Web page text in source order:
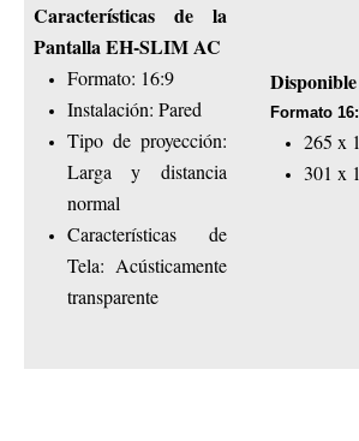
Características de la
Pantalla EH-SLIM AC
Formato: 16:9
Instalación: Pared
Tipo de proyección:
Larga y distancia
normal
Características de
Tela: Acústicamente
transparente
Formato
265 x
301 x